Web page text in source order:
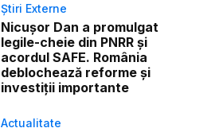
Știri Externe
Nicușor Dan a promulgat
legile-cheie din PNRR și
acordul SAFE. România
deblochează reforme și
investiții importante
Actualitate